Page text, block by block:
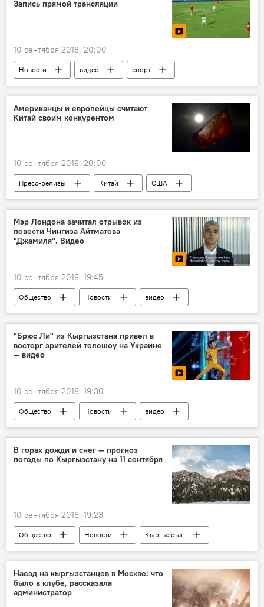
Запись прямой трансляции
10 сентября 2018, 20:00
Новости видео
спорт
Кыргызстан
Мультимедиа
Бишкек
матч
прямая трансляция
Американцы и европейцы считают
Китай своим конкурентом
10 сентября 2018, 20:00
Пресс-релизы Китай
США
конкурентоспособность
Политика
Опрос
Мэр Лондона зачитал отрывок из
повести Чингиза Айтматова
"Джамиля". Видео
10 сентября 2018, 19:45
Общество Новости
видео
В мире
Культура
Мультимедиа
90 лет Чингизу Айтматову
мэр
"Брюс Ли" из Кыргызстана привел в
восторг зрителей телешоу на Украине
— видео
10 сентября 2018, 19:30
Общество Новости
видео
В мире
Культура
Мультимедиа
Нурмухаммед Ташмаматов
выступление
В горах дожди и снег — прогноз
погоды по Кыргызстану на 11 сентября
10 сентября 2018, 19:23
Общество Новости
Кыргызстан
прогноз погоды
погода в Кыргызстане
Наезд на кыргызстанцев в Москве: что
было в клубе, рассказала
администратор